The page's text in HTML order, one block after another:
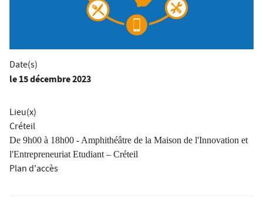
Date(s)
le15 décembre 2023
Lieu(x)
Créteil
De 9h00 à 18h00 - Amphithéâtre de la Maison de l'Innovation et
l'Entrepreneuriat Etudiant – Créteil
Plan d'accès